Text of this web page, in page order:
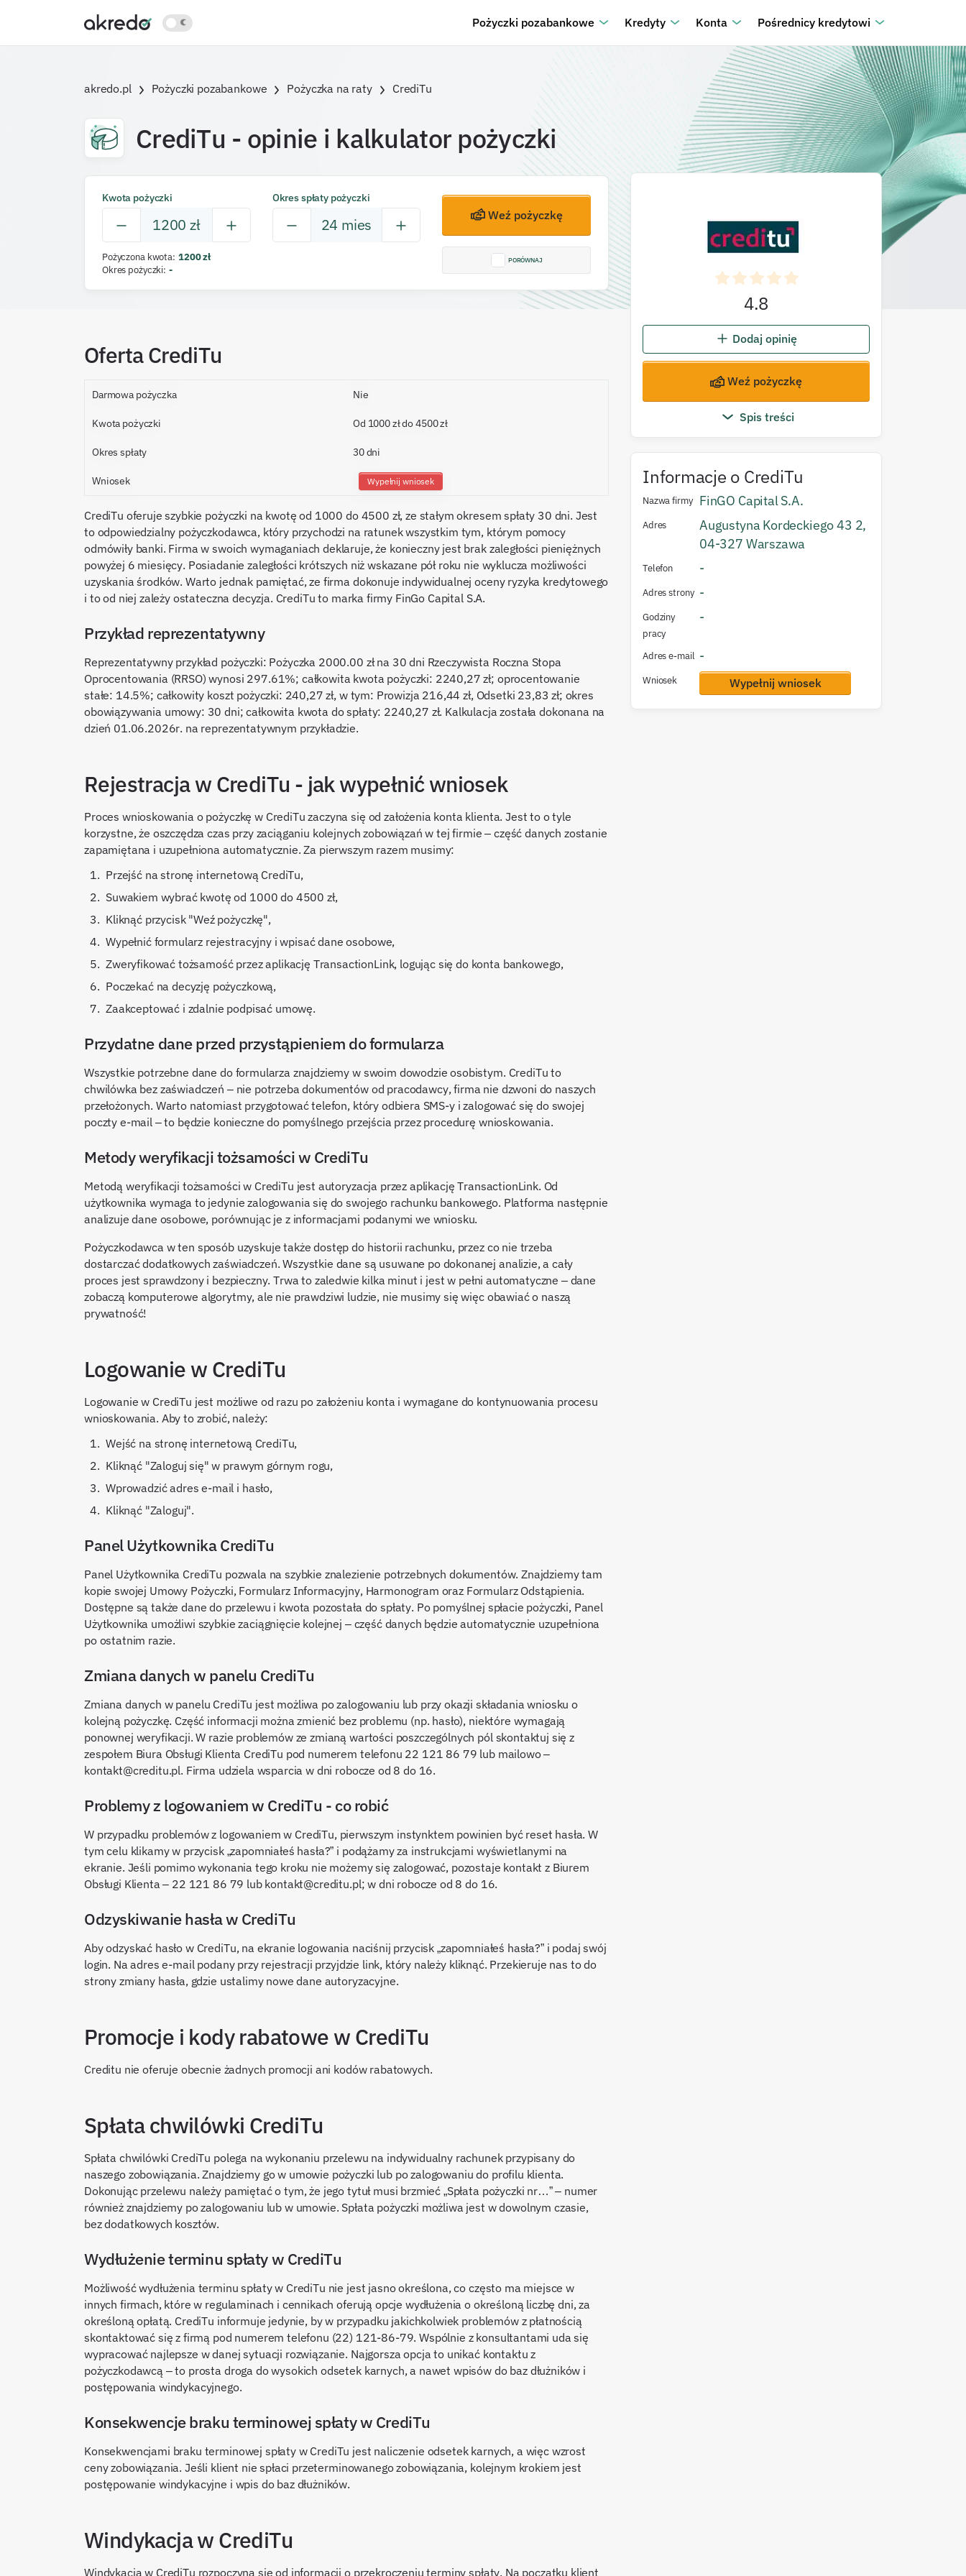
Pożyczki pozabankowe Kredyty Konta Pośrednicy kredytowi
akredo.pl Pożyczki pozabankowe Pożyczka na raty CrediTu
CrediTu - opinie i kalkulator pożyczki
4.8
Dodaj opinię
Weź pożyczkę
Spis treści
Informacje o CrediTu
Nazwa firmy FinGO Capital S.A.
Adres Augustyna Kordeckiego 43 2,
04-327 Warszawa
Telefon -
Adres strony -
Godziny
pracy
-
Adres e-mail -
Wniosek Wypełnij wniosek
Kwota pożyczki
1200 zł
Okres spłaty pożyczki
24 mies
Pożyczona kwota: 1200zł
Okres pożyczki: -
Weź pożyczkę
PORÓWNAJ
Oferta CrediTu
Darmowa pożyczka Nie
Kwota pożyczki Od 1000 zł do 4500 zł
Okres spłaty 30 dni
Wniosek Wypełnij wniosek
CrediTu oferuje szybkie pożyczki na kwotę od 1000 do 4500 zł, ze stałym okresem spłaty 30 dni. Jest
to odpowiedzialny pożyczkodawca, który przychodzi na ratunek wszystkim tym, którym pomocy
odmówiły banki. Firma w swoich wymaganiach deklaruje, że konieczny jest brak zaległości pieniężnych
powyżej 6 miesięcy. Posiadanie zaległości krótszych niż wskazane pół roku nie wyklucza możliwości
uzyskania środków. Warto jednak pamiętać, ze firma dokonuje indywidualnej oceny ryzyka kredytowego
i to od niej zależy ostateczna decyzja. CrediTu to marka firmy FinGo Capital S.A.
Przykład reprezentatywny
Reprezentatywny przykład pożyczki: Pożyczka 2000.00 zł na 30 dni Rzeczywista Roczna Stopa
Oprocentowania (RRSO) wynosi 297.61%; całkowita kwota pożyczki: 2240,27 zł; oprocentowanie
stałe: 14.5%; całkowity koszt pożyczki: 240,27 zł, w tym: Prowizja 216,44 zł, Odsetki 23,83 zł; okres
obowiązywania umowy: 30 dni; całkowita kwota do spłaty: 2240,27 zł. Kalkulacja została dokonana na
dzień 01.06.2026r. na reprezentatywnym przykładzie.
Rejestracja w CrediTu - jak wypełnić wniosek
Proces wnioskowania o pożyczkę w CrediTu zaczyna się od założenia konta klienta. Jest to o tyle
korzystne, że oszczędza czas przy zaciąganiu kolejnych zobowiązań w tej firmie – część danych zostanie
zapamiętana i uzupełniona automatycznie. Za pierwszym razem musimy:
przejść na stronę internetową CrediTu,
suwakiem wybrać kwotę od 1000 do 4500 zł,
kliknąć przycisk "Weź pożyczkę",
wypełnić formularz rejestracyjny i wpisać dane osobowe,
zweryfikować tożsamość przez aplikację TransactionLink, logując się do konta bankowego,
poczekać na decyzję pożyczkową,
zaakceptować i zdalnie podpisać umowę.
Przydatne dane przed przystąpieniem do formularza
Wszystkie potrzebne dane do formularza znajdziemy w swoim dowodzie osobistym. CrediTu to
chwilówka bez zaświadczeń – nie potrzeba dokumentów od pracodawcy, firma nie dzwoni do naszych
przełożonych. Warto natomiast przygotować telefon, który odbiera SMS-y i zalogować się do swojej
poczty e-mail – to będzie konieczne do pomyślnego przejścia przez procedurę wnioskowania.
Metody weryfikacji tożsamości w CrediTu
Metodą weryfikacji tożsamości w CrediTu jest autoryzacja przez aplikację TransactionLink. Od
użytkownika wymaga to jedynie zalogowania się do swojego rachunku bankowego. Platforma następnie
analizuje dane osobowe, porównując je z informacjami podanymi we wniosku.
Pożyczkodawca w ten sposób uzyskuje także dostęp do historii rachunku, przez co nie trzeba
dostarczać dodatkowych zaświadczeń. Wszystkie dane są usuwane po dokonanej analizie, a cały
proces jest sprawdzony i bezpieczny. Trwa to zaledwie kilka minut i jest w pełni automatyczne – dane
zobaczą komputerowe algorytmy, ale nie prawdziwi ludzie, nie musimy się więc obawiać o naszą
prywatność!
Logowanie w CrediTu
Logowanie w CrediTu jest możliwe od razu po założeniu konta i wymagane do kontynuowania procesu
wnioskowania. Aby to zrobić, należy:
wejść na stronę internetową CrediTu,
kliknąć "Zaloguj się" w prawym górnym rogu,
wprowadzić adres e-mail i hasło,
kliknąć "Zaloguj".
Panel Użytkownika CrediTu
Panel Użytkownika CrediTu pozwala na szybkie znalezienie potrzebnych dokumentów. Znajdziemy tam
kopie swojej Umowy Pożyczki, Formularz Informacyjny, Harmonogram oraz Formularz Odstąpienia.
Dostępne są także dane do przelewu i kwota pozostała do spłaty. Po pomyślnej spłacie pożyczki, Panel
Użytkownika umożliwi szybkie zaciągnięcie kolejnej – część danych będzie automatycznie uzupełniona
po ostatnim razie.
Zmiana danych w panelu CrediTu
Zmiana danych w panelu CrediTu jest możliwa po zalogowaniu lub przy okazji składania wniosku o
kolejną pożyczkę. Część informacji można zmienić bez problemu (np. hasło), niektóre wymagają
ponownej weryfikacji. W razie problemów ze zmianą wartości poszczególnych pól skontaktuj się z
zespołem Biura Obsługi Klienta CrediTu pod numerem telefonu 22 121 86 79 lub mailowo –
kontakt@creditu.pl. Firma udziela wsparcia w dni robocze od 8 do 16.
Problemy z logowaniem w CrediTu - co robić
W przypadku problemów z logowaniem w CrediTu, pierwszym instynktem powinien być reset hasła. W
tym celu klikamy w przycisk „zapomniałeś hasła?” i podążamy za instrukcjami wyświetlanymi na
ekranie. Jeśli pomimo wykonania tego kroku nie możemy się zalogować, pozostaje kontakt z Biurem
Obsługi Klienta – 22 121 86 79 lub kontakt@creditu.pl; w dni robocze od 8 do 16.
Odzyskiwanie hasła w CrediTu
Aby odzyskać hasło w CrediTu, na ekranie logowania naciśnij przycisk „zapomniałeś hasła?” i podaj swój
login. Na adres e-mail podany przy rejestracji przyjdzie link, który należy kliknąć. Przekieruje nas to do
strony zmiany hasła, gdzie ustalimy nowe dane autoryzacyjne.
Promocje i kody rabatowe w CrediTu
Creditu nie oferuje obecnie żadnych promocji ani kodów rabatowych.
Spłata chwilówki CrediTu
Spłata chwilówki CrediTu polega na wykonaniu przelewu na indywidualny rachunek przypisany do
naszego zobowiązania. Znajdziemy go w umowie pożyczki lub po zalogowaniu do profilu klienta.
Dokonując przelewu należy pamiętać o tym, że jego tytuł musi brzmieć „Spłata pożyczki nr…” – numer
również znajdziemy po zalogowaniu lub w umowie. Spłata pożyczki możliwa jest w dowolnym czasie,
bez dodatkowych kosztów.
Wydłużenie terminu spłaty w CrediTu
Możliwość wydłużenia terminu spłaty w CrediTu nie jest jasno określona, co często ma miejsce w
innych firmach, które w regulaminach i cennikach oferują opcje wydłużenia o określoną liczbę dni, za
określoną opłatą. CrediTu informuje jedynie, by w przypadku jakichkolwiek problemów z płatnością
skontaktować się z firmą pod numerem telefonu (22) 121-86-79. Wspólnie z konsultantami uda się
wypracować najlepsze w danej sytuacji rozwiązanie. Najgorsza opcja to unikać kontaktu z
pożyczkodawcą – to prosta droga do wysokich odsetek karnych, a nawet wpisów do baz dłużników i
postępowania windykacyjnego.
Konsekwencje braku terminowej spłaty w CrediTu
Konsekwencjami braku terminowej spłaty w CrediTu jest naliczenie odsetek karnych, a więc wzrost
ceny zobowiązania. Jeśli klient nie spłaci przeterminowanego zobowiązania, kolejnym krokiem jest
postępowanie windykacyjne i wpis do baz dłużników.
Windykacja w CrediTu
Windykacja w CrediTu rozpoczyna się od informacji o przekroczeniu terminy spłaty. Na początku klient